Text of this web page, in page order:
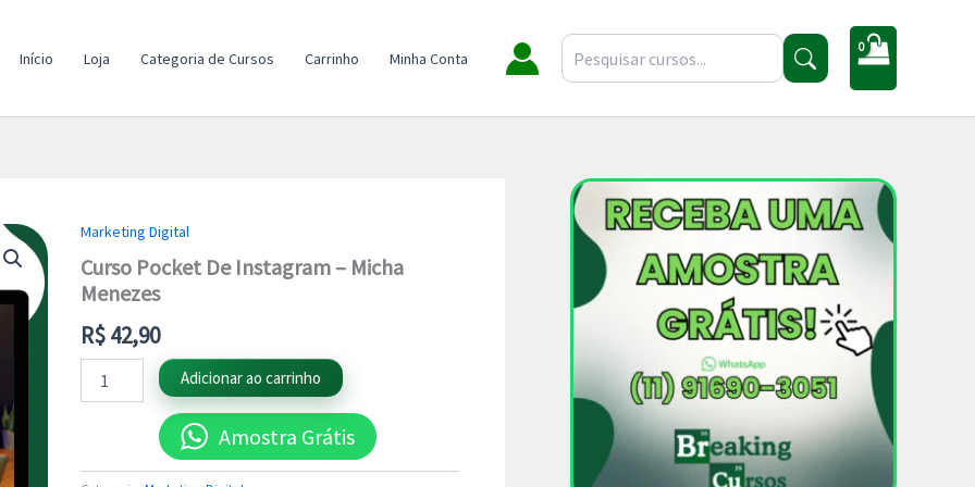
Início Loja Categoria de Cursos Carrinho Minha Conta
Marketing Digital
Curso Pocket De Instagram – Micha
Menezes
R$42,90
Curso
Pocket
De
Instagram
Micha
Menezes
quantidade
Adicionar ao carrinho
Amostra Grátis